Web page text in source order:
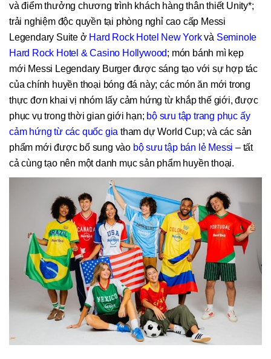
và điểm thưởng chương trình khách hàng thân thiết Unity*;
trải nghiệm độc quyền tại phòng nghỉ cao cấp Messi
Legendary Suite ở Hard Rock Hotel New Yorkvà Seminole
Hard Rock Hotel & Casino Hollywood; món bánh mì kẹp
mới Messi Legendary Burger được sáng tạo với sự hợp tác
của chính huyền thoại bóng đá này; các món ăn mới trong
thực đơn khai vị nhóm lấy cảm hứng từ khắp thế giới, được
phục vụ trong thời gian giới hạn; bộ sưu tập trang phục ấy
cảm hứng từ các quốc gia tham dự World Cup; và các sản
phẩm mới được bổ sung vào bộ sưu tập bán lẻ Messi – tất
cả cùng tạo nên một danh mục sản phẩm huyền thoại.